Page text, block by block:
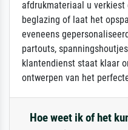
afdrukmateriaal u
beglazing of laat het
eveneens
partouts,
klantendienst staat klaar
ontwerpen van het
Hoe weet ik of het